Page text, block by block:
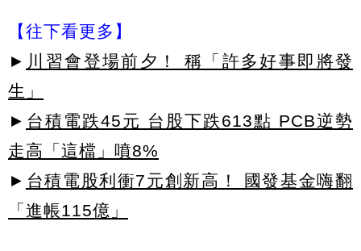
【往下看更多】
► 川習會登場前夕！ 稱「許多好事即將發
生」
► 台積電跌45元 台股下跌613點 PCB逆勢
走高「這檔」噴8%
► 台積電股利衝7元創新高！ 國發基金嗨翻
「進帳115億」